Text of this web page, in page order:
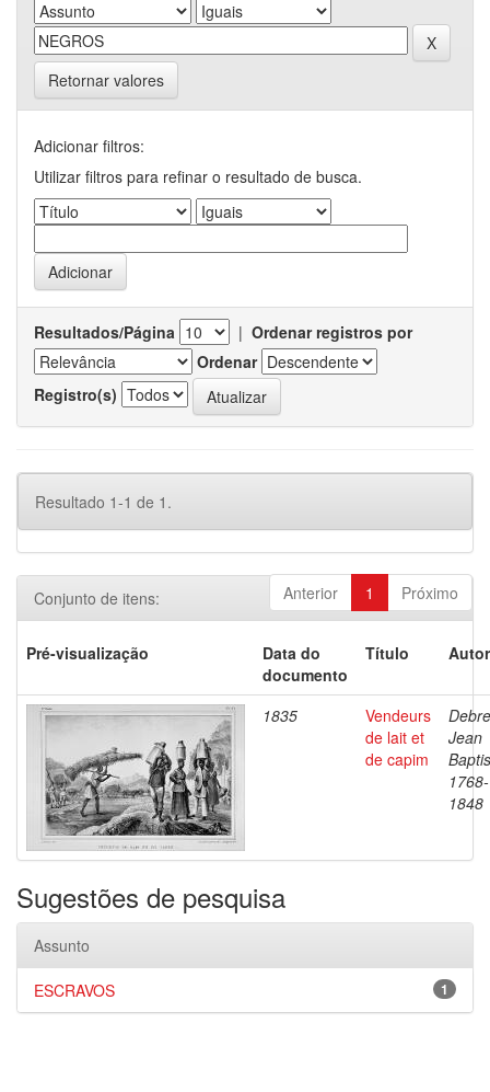
Retornar valores
Adicionar filtros:
Utilizar filtros para refinar o resultado de busca.
Resultados/Página | Ordenar registros por
Ordenar
Registro(s)
Resultado 1-1 de 1.
Anterior 1 Próximo
Conjunto de itens:
Pré-visualização
Data do
documento
Título
1835
Vendeurs
de lait et
de capim
Jean
1768-
1848
Sugestões de pesquisa
Assunto
1
ESCRAVOS